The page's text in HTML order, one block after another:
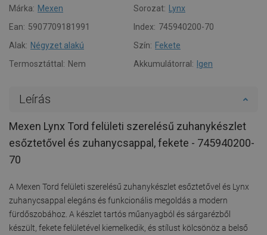
Márka: Mexen Sorozat:
Lynx
Ean: 5907709181991 Index: 745940200-70
Alak: Négyzet alakú Szín: Fekete
Termosztáttal: Nem Akkumulátorral: Igen
Leírás
Mexen Lynx Tord felületi szerelésű zuhanykészlet
esőztetővel és zuhanycsappal, fekete - 745940200-
70
A Mexen Tord felületi szerelésű zuhanykészlet esőztetővel és Lynx
zuhanycsappal elegáns és funkcionális megoldás a modern
fürdőszobához. A készlet tartós műanyagból és sárgarézből
készült, fekete felületével kiemelkedik, és stílust kölcsönöz a belső